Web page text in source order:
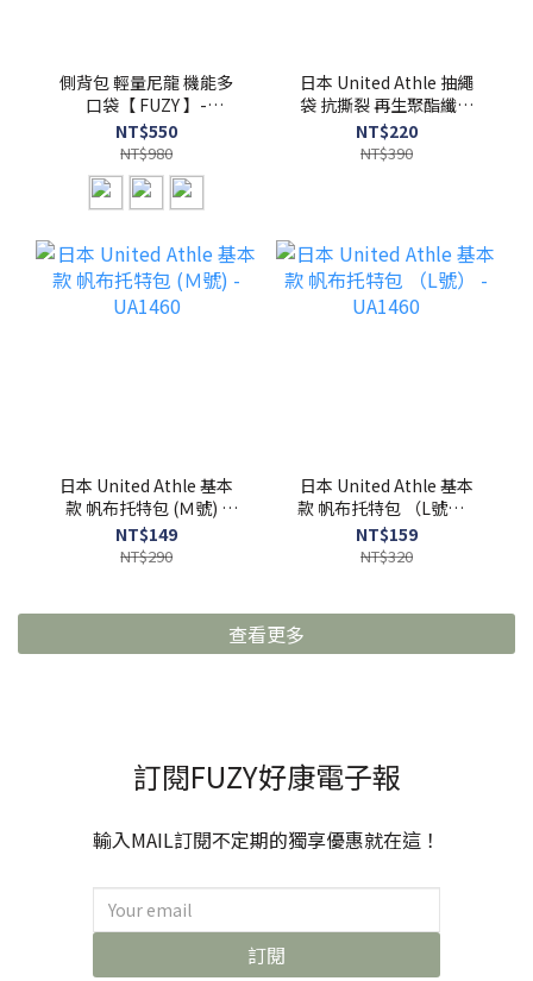
側背包 輕量尼龍 機能多
口袋【 FUZY 】-
B205084
NT$550
NT$980
日本 United Athle 抽繩
袋 抗撕裂 再生聚酯纖維
兩用包包【 FUZY 】-
UA1392
NT$220
NT$390
日本 United Athle 基本
款 帆布托特包 (Ｍ號) -
UA1460
NT$149
NT$290
日本 United Athle 基本
款 帆布托特包 （L號） -
UA1460
NT$159
NT$320
查看更多
訂閱FUZY好康電子報
輸入MAIL訂閱不定期的獨享優惠就在這！
訂閱